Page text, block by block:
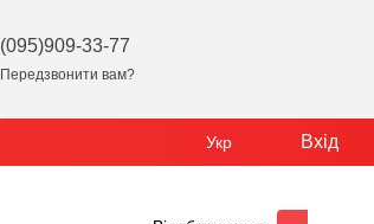
(095)909-33-77
Передзвонити вам?
Укр Вхід